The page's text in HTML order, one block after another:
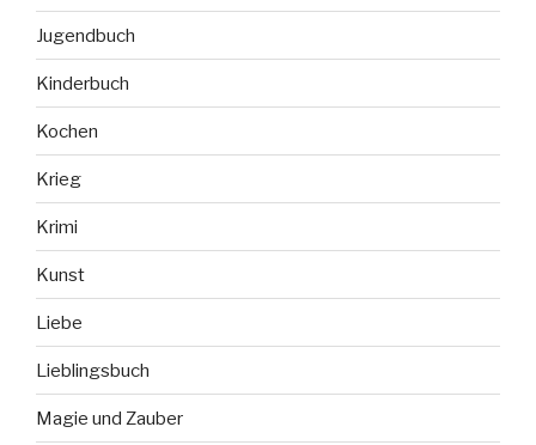
Jugendbuch
Kinderbuch
Kochen
Krieg
Krimi
Kunst
Liebe
Lieblingsbuch
Magie und Zauber